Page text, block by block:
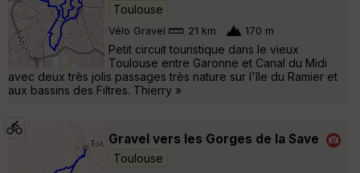
Toulouse
Vélo Gravel 21 km 170 m
Petit circuit touristique dans le vieux
Toulouse entre Garonne et Canal du Midi
avec deux très jolis passages très nature sur l'île du Ramier et
aux bassins des Filtres. Thierry »
Gravel vers les Gorges de la Save
Toulouse